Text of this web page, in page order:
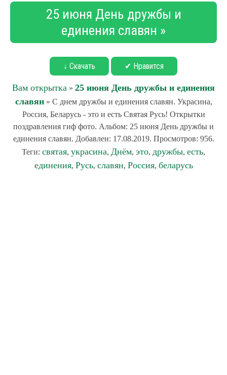
25 июня День дружбы и
единения славян »
↓ Скачать ✔ Нравится
Вам открытка » 25 июня День дружбы и единения
славян» С днем дружбы и единения славян. Украсина,
Россия, Беларусь - это и есть Святая Русь! Открытки
поздравления гиф фото. Альбом: 25 июня День дружбы и
единения славян. Добавлен: 17.08.2019. Просмотров: 956.
Теги: святая, украсина, Днём, это, дружбы, есть,
единения, Русь, славян, Россия, беларусь